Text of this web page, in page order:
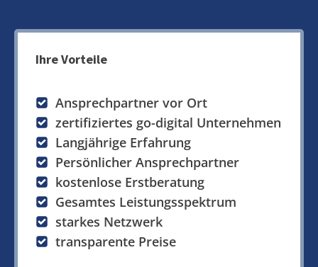
Ihre Vorteile
Ansprechpartner vor Ort
zertifiziertes go-digital Unternehmen
Langjährige Erfahrung
Persönlicher Ansprechpartner
kostenlose Erstberatung
Gesamtes Leistungsspektrum
starkes Netzwerk
transparente Preise